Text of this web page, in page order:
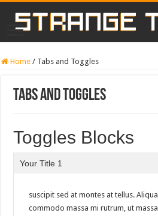
Home / Tabs and Toggles
Tabs and Toggles
Toggles Blocks
Your Title 1
suscipit sed at montes at tellus.
commodo massa mi rutrum, ut